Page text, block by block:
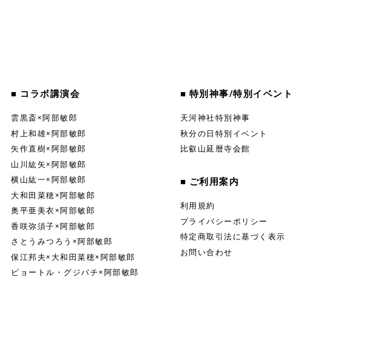
■ コラボ講演会
雲黒斎×阿部敏郎
村上和雄×阿部敏郎
矢作直樹×阿部敏郎
山川紘矢×阿部敏郎
横山紘一×阿部敏郎
大和田菜穂×阿部敏郎
奥平亜美衣×阿部敏郎
香咲弥須子×阿部敏郎
さとうみつろう×阿部敏郎
保江邦夫×大和田菜穂×阿部敏郎
ピョートル・グジバチ×阿部敏郎
■ 特別神事/特別イベント
天河神社特別神事
秋分の日特別イベント
比叡山延暦寺会館
■ ご利用案内
利用規約
プライバシーポリシー
特定商取引法に基づく表示
お問い合わせ